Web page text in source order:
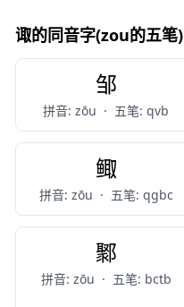
诹的同音字(zou的五笔)
邹
拼音: zōu · 五笔: qvb
鲰
拼音: zōu · 五笔: qgbc
鄹
拼音: zōu · 五笔: bctb